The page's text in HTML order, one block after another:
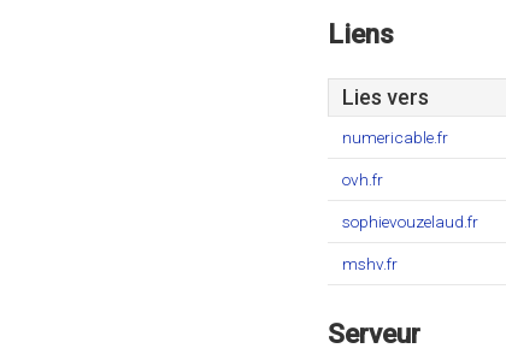
Liens
Lies vers
numericable.fr
ovh.fr
sophievouzelaud.fr
mshv.fr
Serveur